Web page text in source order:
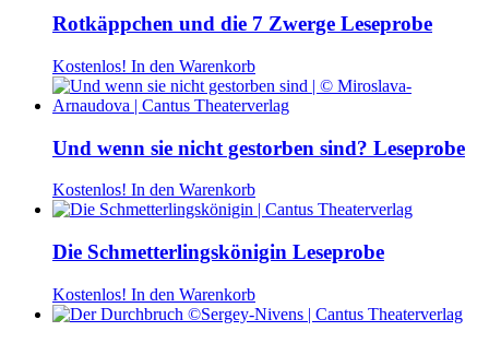
Rotkäppchen und die 7 Zwerge Leseprobe
Kostenlos! In den Warenkorb
Und wenn sie nicht gestorben sind? Leseprobe
Kostenlos! In den Warenkorb
Die Schmetterlingskönigin Leseprobe
Kostenlos! In den Warenkorb